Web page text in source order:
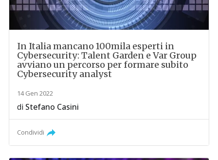
In Italia mancano 100mila esperti in
Cybersecurity: Talent Garden e Var Group
avviano un percorso per formare subito
Cybersecurity analyst
14 Gen 2022
di Stefano Casini
Condividi